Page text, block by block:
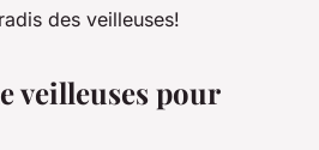
des veilleuses!
veilleuses pour